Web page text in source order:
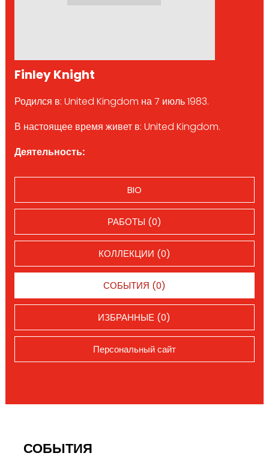
Finley Knight
Родился в: United Kingdom на 7 июль 1983.
В настоящее время живет в: United Kingdom.
Деятельность:
BIO
РАБОТЫ (0)
КОЛЛЕКЦИИ (0)
СОБЫТИЯ (0)
ИЗБРАННЫЕ (0)
Персональный сайт
СОБЫТИЯ